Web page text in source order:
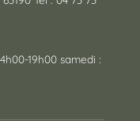
19h00 samedi :